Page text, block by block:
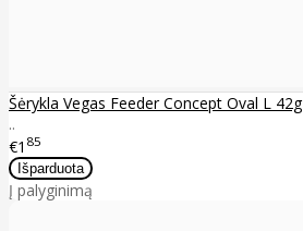
Šėrykla Vegas Feeder Concept Oval L 42g
..
€1 85
Į palyginimą